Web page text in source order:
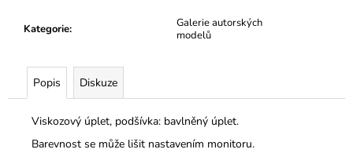
Kategorie:
Galerie autorských
modelů
Popis Diskuze
Viskozový úplet, podšívka: bavlněný úplet.
Barevnost se může lišit nastavením monitoru.